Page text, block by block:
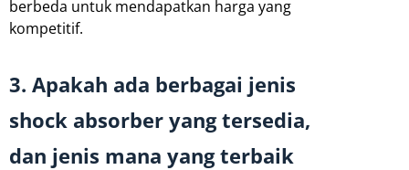
berbeda untuk mendapatkan harga yang
kompetitif.
3. Apakah ada berbagai jenis
shock absorber yang tersedia,
dan jenis mana yang terbaik